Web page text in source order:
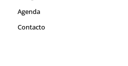
Agenda
Contacto